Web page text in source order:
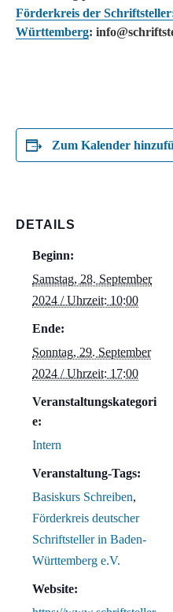
Förderkreis der
Württemberg:
Zum Kalender
DETAILS
Beginn:
Samstag, 28. September
2024 / Uhrzeit: 10:00
Ende:
Sonntag, 29. September
2024 / Uhrzeit: 17:00
Veranstaltungskategori
e:
Intern
Veranstaltung-Tags:
Basiskurs Schreiben,
Förderkreis deutscher
Schriftsteller in Baden-
Württemberg e.V.
Website: